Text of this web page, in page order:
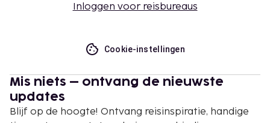
Inloggen voor reisbureaus
Cookie-instellingen
Mis niets – ontvang de nieuwste
updates
Blijf op de hoogte! Ontvang reisinspiratie, handige